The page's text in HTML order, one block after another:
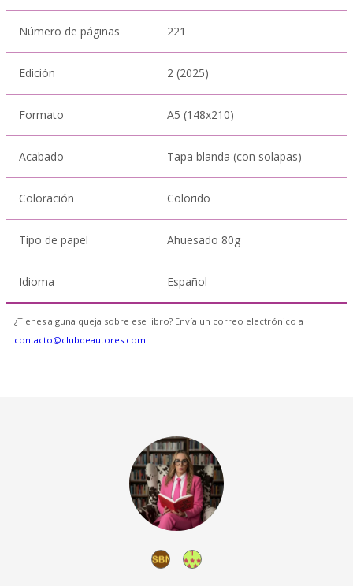
Número de páginas 221
Edición 2 (2025)
Formato A5 (148x210)
Acabado Tapa blanda (con solapas)
Coloración Colorido
Tipo de papel Ahuesado 80g
Idioma Español
¿Tienes alguna queja sobre ese libro? Envía un correo electrónico a
contacto@clubdeautores.com